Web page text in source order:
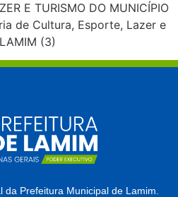
E TURISMO DO MUNICÍPIO
de Cultura, Esporte, Lazer e
(3)
da Prefeitura Municipal de Lamim.